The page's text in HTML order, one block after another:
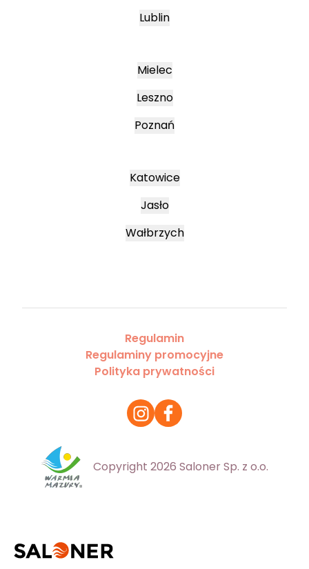
Lublin
Mielec
Leszno
Poznań
Katowice
Jasło
Wałbrzych
Regulamin
Regulaminy promocyjne
Polityka prywatności
Copyright 2026 Saloner Sp. z o.o.